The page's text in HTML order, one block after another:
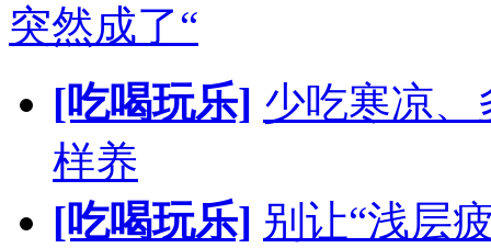
突然成了“
[吃喝玩乐] 少吃寒凉
样养
[吃喝玩乐] 别让“浅层